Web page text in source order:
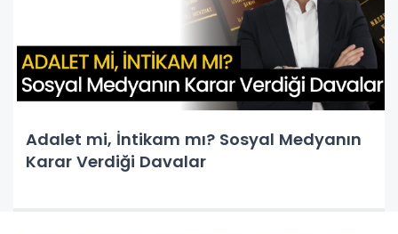
Adalet mi, İntikam mı? Sosyal Medyanın
Karar Verdiği Davalar